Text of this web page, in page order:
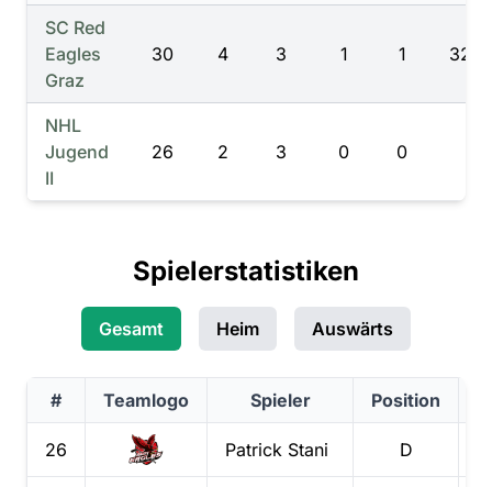
SC Red
Eagles
Graz
30 4 3 1 1 3288
NHL
Jugend
II
26 2 3 0 0
Spielerstatistiken
Gesamt Heim Auswärts
# Teamlogo Spieler Position
26 Patrick Stani D